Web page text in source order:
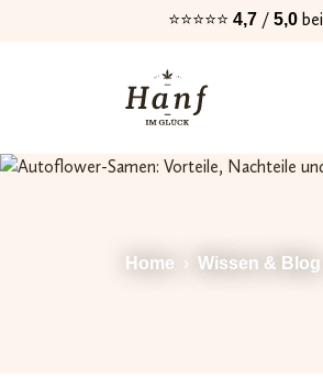
⭐⭐⭐⭐⭐ 4,7/ 5,0bei
Navigation
Zum
Inhalt
Home › Wissen & Blog